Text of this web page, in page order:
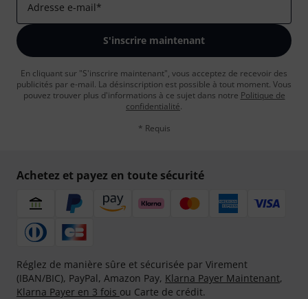
Adresse e-mail*
S'inscrire maintenant
En cliquant sur "S'inscrire maintenant", vous acceptez de recevoir des
publicités par e-mail. La désinscription est possible à tout moment. Vous
pouvez trouver plus d'informations à ce sujet dans notre Politique de
confidentialité.
* Requis
Achetez et payez en toute sécurité
Réglez de manière sûre et sécurisée par Virement
(IBAN/BIC), PayPal, Amazon Pay, Klarna Payer Maintenant,
Klarna Payer en 3 fois ou Carte de crédit.